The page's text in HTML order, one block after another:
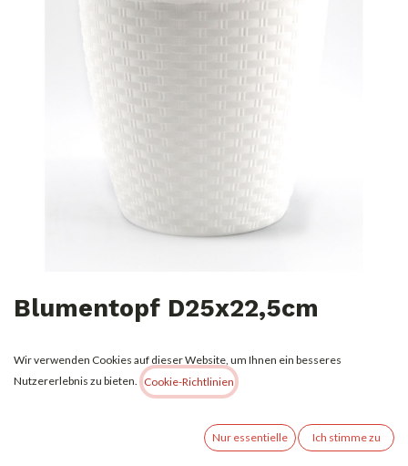
Blumentopf D25x22,5cm
3,49 € Alle Preise inkl. MwSt. zzgl. Versandkosten
Erhalten Sie eine Benachrichtigung, wenn wieder vorrätig
Wir verwenden Cookies auf dieser Website, um Ihnen ein besseres
Nutzererlebnis zu bieten.
Cookie-Richtlinien
Nur essentielle Ich stimme zu